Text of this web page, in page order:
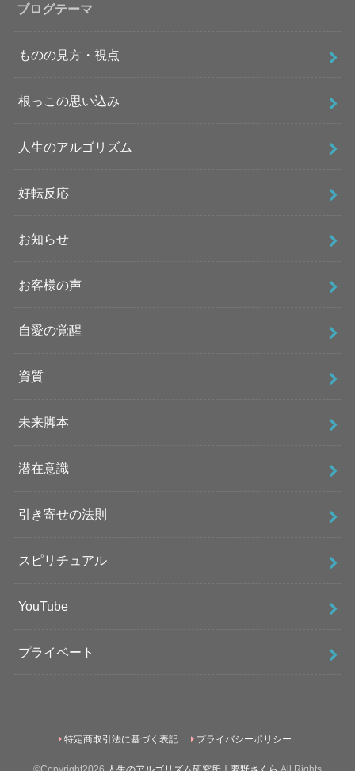
ブログテーマ
ものの見方・視点
根っこの思い込み
人生のアルゴリズム
好転反応
お知らせ
お客様の声
自愛の覚醒
資質
未来脚本
潜在意識
引き寄せの法則
スピリチュアル
YouTube
プライベート
特定商取引法に基づく表記 プライバシーポリシー